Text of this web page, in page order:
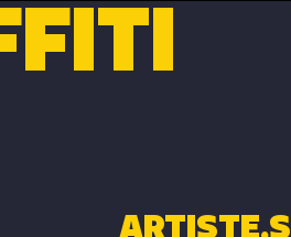
ARTISTE.S